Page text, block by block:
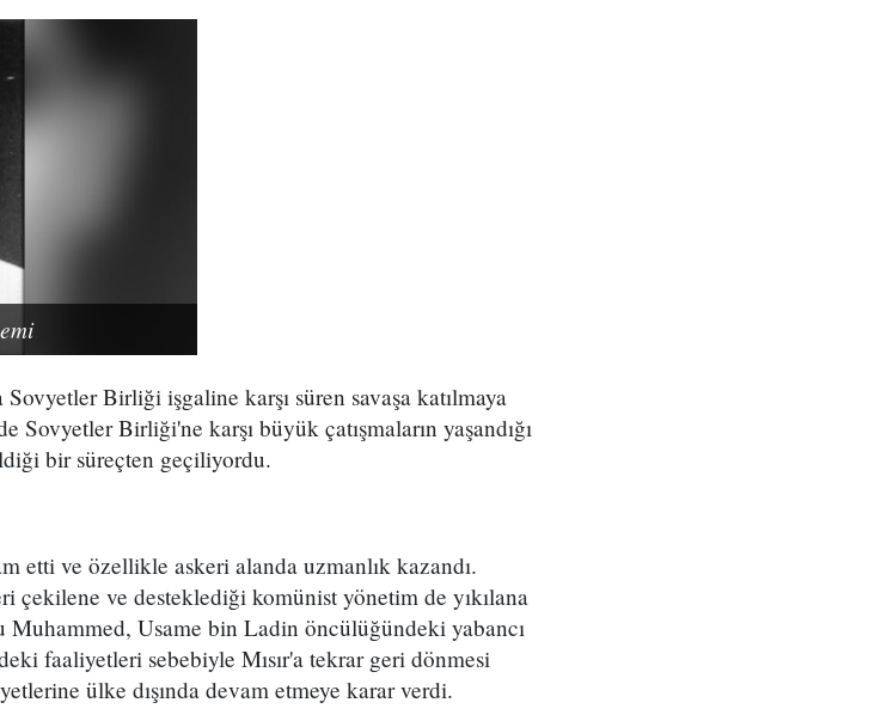
Birliği işgaline karşı süren savaşa katılmaya
Birliği'ne karşı büyük çatışmaların yaşandığı
bir süreçten geçiliyordu.
etti ve özellikle askeri alanda uzmanlık kazandı.
ve desteklediği komünist yönetim de yıkılana
Muhammed, Usame bin Ladin öncülüğündeki yabancı
faaliyetleri sebebiyle Mısır'a tekrar geri dönmesi
ülke dışında devam etmeye karar verdi.